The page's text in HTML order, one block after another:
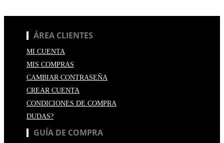
ÁREA CLIENTES
MI CUENTA
MIS COMPRAS
CAMBIAR CONTRASEÑA
CREAR CUENTA
CONDICIONES DE COMPRA
DUDAS?
GUÍA DE COMPRA